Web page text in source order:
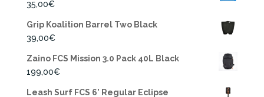
35,00€
Grip Koalition Barrel Two Black
39,00€
Zaino FCS Mission 3.0 Pack 40L Black
199,00€
Leash Surf FCS 6' Regular Eclipse